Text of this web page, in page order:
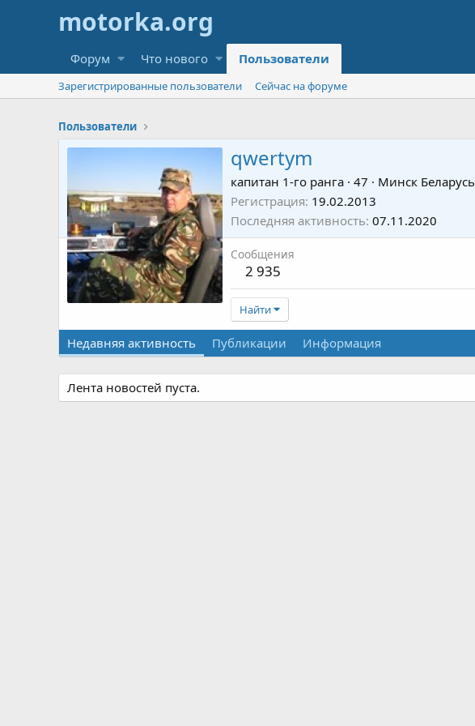
Форум Что нового Пользователи
Зарегистрированные пользователи Сейчас на форуме
Пользователи
qwertym
капитан 1-го ранга · 47 · Минск Беларусь
Регистрация 19.02.2013
Последняя активность 07.11.2020
Сообщения
2 935
Найти
Недавняя активность Публикации Информация
Лента новостей пуста.